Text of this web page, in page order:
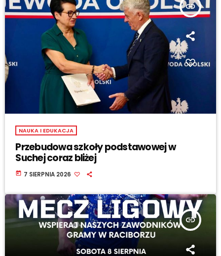
insert_link
NAUKA I EDUKACJA
Przebudowa szkoły podstawowej w
Suchej coraz bliżej
today 7 SIERPNIA 2026
insert_link